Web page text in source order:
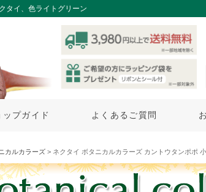
タイ、色ライトグリーン
ップガイド よくあるご質問
カルカラーズ > ネクタイ ボタニカルカラーズ カントウタンポポ